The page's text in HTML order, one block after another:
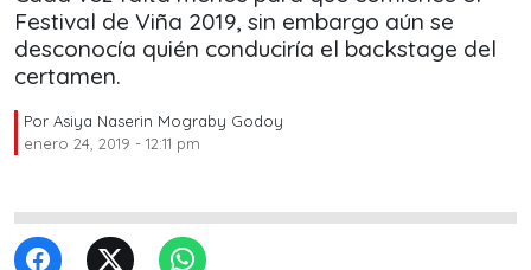
Festival de Viña 2019, sin embargo aún se
desconocía quién conduciría el backstage del
certamen.
Por Asiya Naserin Mograby Godoy
enero 24, 2019 - 12:11 pm